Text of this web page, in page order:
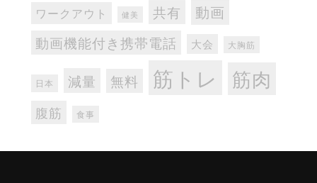
ワークアウト 健美 共有 動画
動画機能付き携帯電話 大会 大胸筋
日本 減量 無料 筋トレ 筋肉
腹筋 食事